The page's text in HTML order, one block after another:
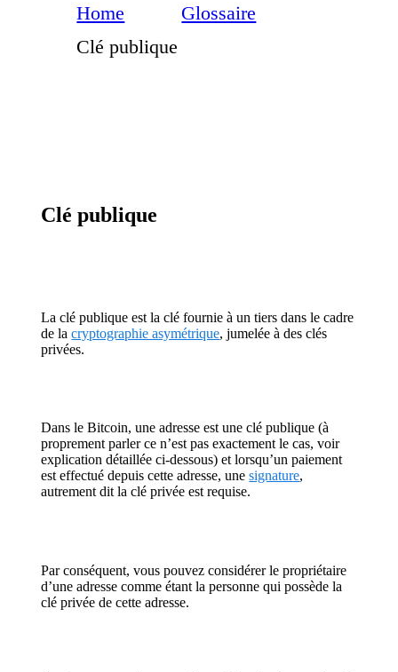
Home
Glossaire
Clé publique
Clé publique
La clé publique est la clé fournie à un tiers dans le cadre
de lacryptographie asymétrique, jumelée à des clés
privées.
Dans le Bitcoin, une adresse est une clé publique (à
proprement parler ce n’est pas exactement le cas, voir
explication détaillée ci-dessous) et lorsqu’un paiement
est effectué depuis cette adresse, unesignature,
autrement dit la clé privée est requise.
Par conséquent, vous pouvez considérer le propriétaire
d’une adresse comme étant la personne qui possède la
clé privée de cette adresse.